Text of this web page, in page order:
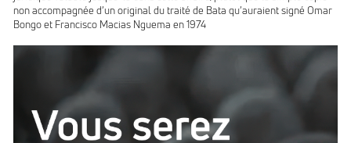
non accompagnée d’un original du traité de Bata qu’auraient signé Omar
Bongo et Francisco Macias Nguema en 1974